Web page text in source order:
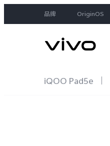
品牌 OriginOS
iQOO Pad5e